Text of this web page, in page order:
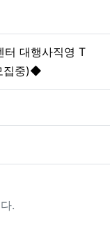
대행사직영 T
집중)◆
.